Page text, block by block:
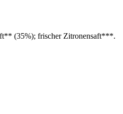
(35%); frischer Zitronensaft***.